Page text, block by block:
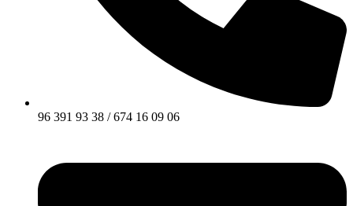
96 391 93 38 / 674 16 09 06